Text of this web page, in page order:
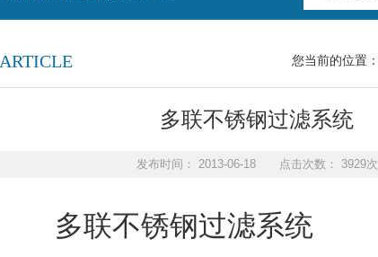
ARTICLE 您当前的位置：
多联不锈钢过滤系统
发布时间： 2013-06-18 点击次数： 3929次
多联不锈钢过滤系统